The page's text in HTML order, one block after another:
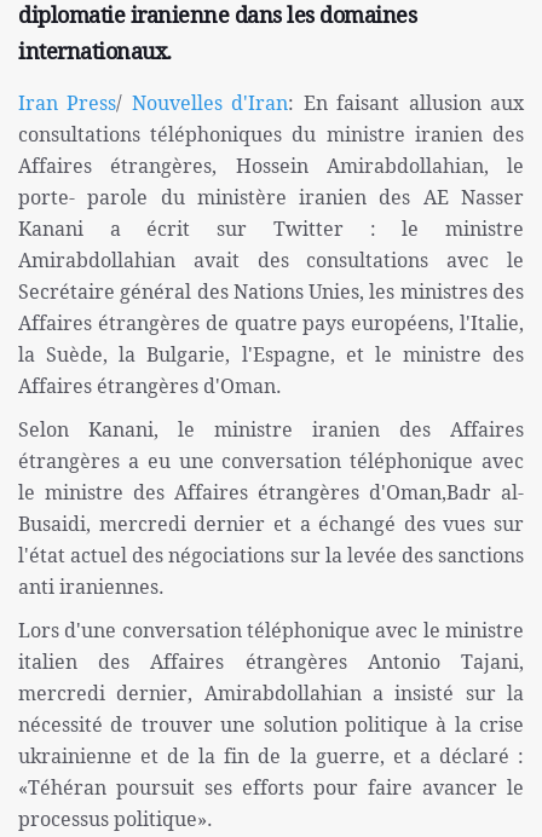
diplomatie iranienne dans les domaines
internationaux.
Iran Press/ Nouvelles d'Iran: En faisant allusion aux
consultations téléphoniques du ministre iranien des
Affaires étrangères, Hossein Amirabdollahian, le
porte- parole du ministère iranien des AE Nasser
Kanani a écrit sur Twitter : le ministre
Amirabdollahian avait des consultations avec le
Secrétaire général des Nations Unies, les ministres des
Affaires étrangères de quatre pays européens, l'Italie,
la Suède, la Bulgarie, l'Espagne, et le ministre des
Affaires étrangères d'Oman.
Selon Kanani, le ministre iranien des Affaires
étrangères a eu une conversation téléphonique avec
le ministre des Affaires étrangères d'Oman,Badr al-
Busaidi, mercredi dernier et a échangé des vues sur
l'état actuel des négociations sur la levée des sanctions
anti iraniennes.
Lors d'une conversation téléphonique avec le ministre
italien des Affaires étrangères Antonio Tajani,
mercredi dernier, Amirabdollahian a insisté sur la
nécessité de trouver une solution politique à la crise
ukrainienne et de la fin de la guerre, et a déclaré :
«Téhéran poursuit ses efforts pour faire avancer le
processus politique».